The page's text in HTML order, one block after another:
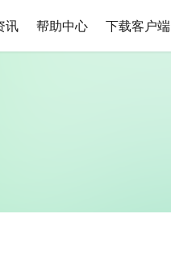
讯 帮助中心 下载客户端